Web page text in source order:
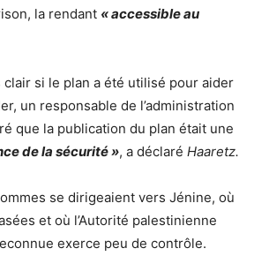
la rendant « accessible au
clair si le plan a été utilisé pour aider
un responsable de l’administration
que la publication du plan était une
de la sécurité », a déclaré Haaretz.
se dirigeaient vers Jénine, où
et où l’Autorité palestinienne
exerce peu de contrôle.